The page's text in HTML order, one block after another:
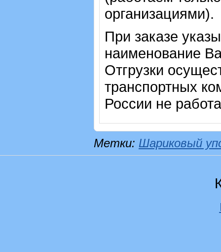
организациями).
При заказе
наименование
Отгрузки
транспортных
России не
Метки: Шариковый